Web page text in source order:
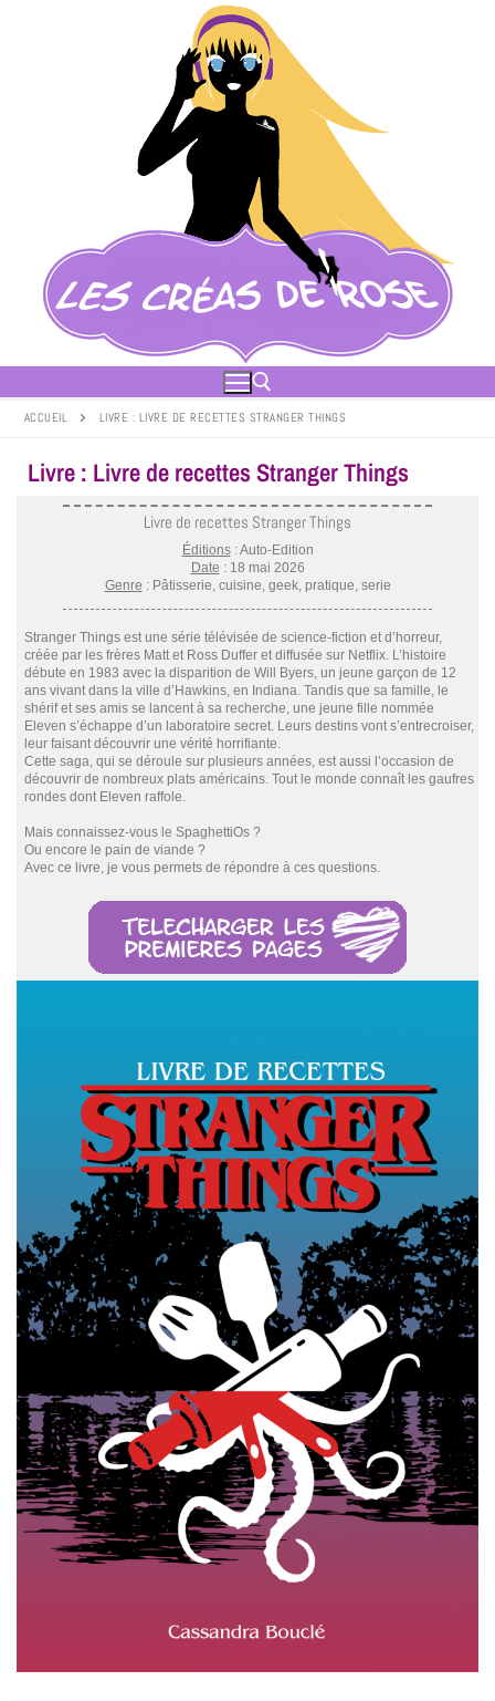
ACCUEIL LIVRE : LIVRE DE RECETTES STRANGER THINGS
Livre : Livre de recettes Stranger Things
Livre de recettes Stranger Things
Éditions: Auto-Edition
Date : 18 mai 2026
Genre : Pâtisserie, cuisine, geek, pratique, serie
Stranger Things est une série télévisée de science-fiction et d’horreur,
créée par les frères Matt et Ross Duffer et diffusée sur Netflix. L’histoire
débute en 1983 avec la disparition de Will Byers, un jeune garçon de 12
ans vivant dans la ville d’Hawkins, en Indiana. Tandis que sa famille, le
shérif et ses amis se lancent à sa recherche, une jeune fille nommée
Eleven s’échappe d’un laboratoire secret. Leurs destins vont s’entrecroiser,
leur faisant découvrir une vérité horrifiante.
Cette saga, qui se déroule sur plusieurs années, est aussi l’occasion de
découvrir de nombreux plats américains. Tout le monde connaît les gaufres
rondes dont Eleven raffole.
Mais connaissez-vous le SpaghettiOs ?
Ou encore le pain de viande ?
Avec ce livre, je vous permets de répondre à ces questions.